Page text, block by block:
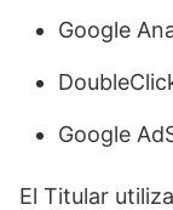
Google
Google
El Titular